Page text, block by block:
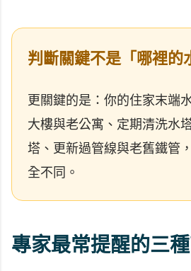
判斷關鍵不是「哪裡的
更關鍵的是：你的住家末端
大樓與老公寓、定期清洗水
塔、更新過管線與老舊鐵管
全不同。
專家最常提醒的三